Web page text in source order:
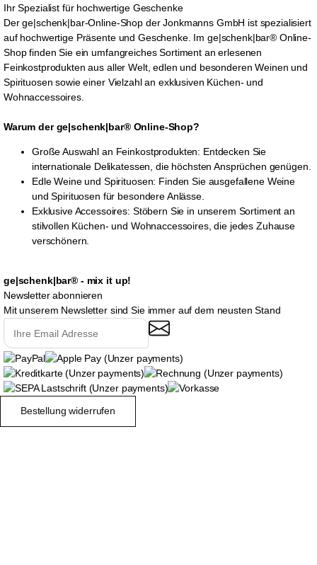
Ihr Spezialist für hochwertige Geschenke
Der ge|schenk|bar-Online-Shop der Jonkmanns GmbH ist spezialisiert
auf hochwertige Präsente und Geschenke. Im ge|schenk|bar® Online-
Shop finden Sie ein umfangreiches Sortiment an erlesenen
Feinkostprodukten aus aller Welt, edlen und besonderen Weinen und
Spirituosen sowie einer Vielzahl an exklusiven Küchen- und
Wohnaccessoires.
Warum der ge|schenk|bar® Online-Shop?
Große Auswahl an Feinkostprodukten: Entdecken Sie
internationale Delikatessen, die höchsten Ansprüchen genügen.
Edle Weine und Spirituosen: Finden Sie ausgefallene Weine
und Spirituosen für besondere Anlässe.
Exklusive Accessoires: Stöbern Sie in unserem Sortiment an
stilvollen Küchen- und Wohnaccessoires, die jedes Zuhause
verschönern.
ge|schenk|bar® - mix it up!
Newsletter abonnieren
Mit unserem Newsletter sind Sie immer auf dem neusten Stand
Bestellung widerrufen